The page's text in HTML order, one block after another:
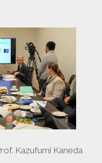
Kaneda